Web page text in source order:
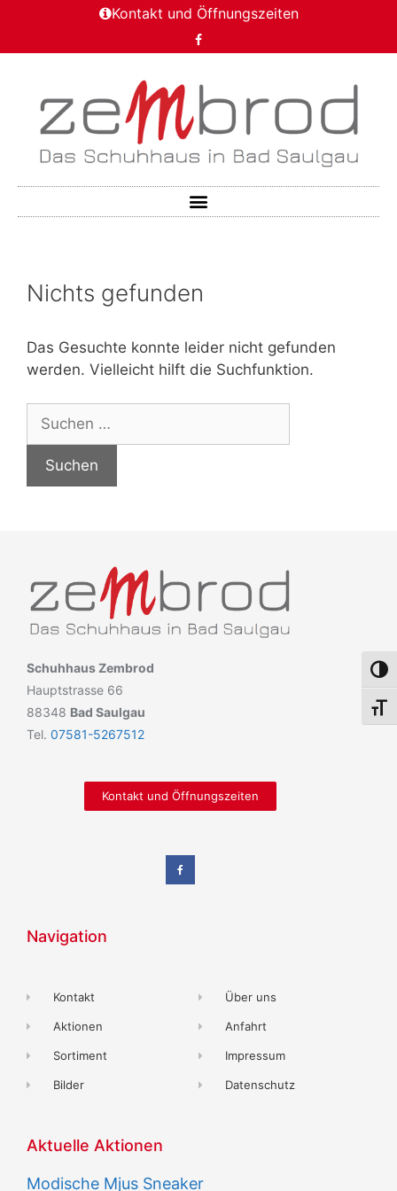
Kontakt und Öffnungszeiten
Nichts gefunden
Das Gesuchte konnte leider nicht gefunden
werden. Vielleicht hilft die Suchfunktion.
Schuhhaus Zembrod
Hauptstrasse 66
88348 Bad Saulgau
Tel. 07581-5267512
Kontakt und Öffnungszeiten
Navigation
Kontakt
Aktionen
Sortiment
Bilder
Über uns
Anfahrt
Impressum
Datenschutz
Aktuelle Aktionen
Modische Mjus Sneaker